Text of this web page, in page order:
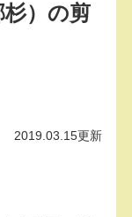
）の剪
2019.03.15更新